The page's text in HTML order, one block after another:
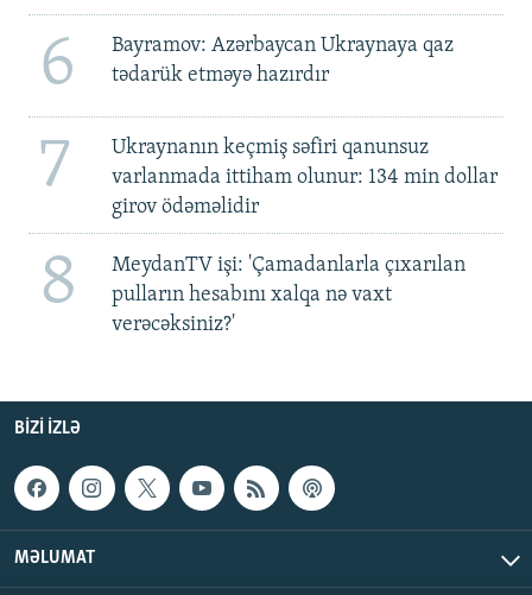
6
Bayramov: Azərbaycan Ukraynaya qaz
tədarük etməyə hazırdır
7
Ukraynanın keçmiş səfiri qanunsuz
varlanmada ittiham olunur: 134 min dollar
girov ödəməlidir
8
MeydanTV işi: 'Çamadanlarla çıxarılan
pulların hesabını xalqa nə vaxt
verəcəksiniz?'
BIZI IZLƏ
MƏLUMAT